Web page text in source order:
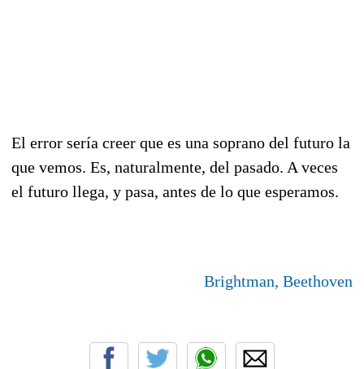
El error sería creer que es una soprano del futuro la
que vemos. Es, naturalmente, del pasado. A veces
el futuro llega, y pasa, antes de lo que esperamos.
Brightman, Beethoven